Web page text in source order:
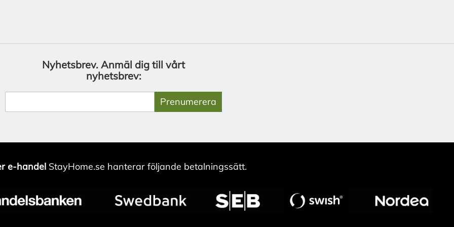
Nyhetsbrev. Anmäl dig till vårt
nyhetsbrev:
Prenumerera
e-handelStayHome.se hanterar följande betalningssätt.